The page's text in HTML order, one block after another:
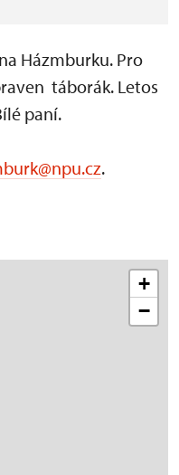
Házmburku. Pro
táborák. Letos
paní.
.
+
−